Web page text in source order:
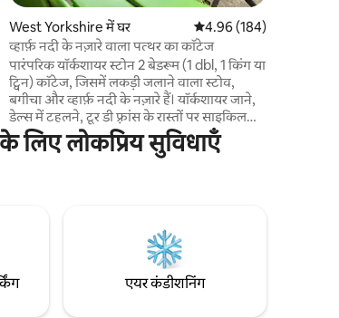
West Yorkshire में घर औसत रेटिंग 5 में से 4.96,
4.96 (184)
व्हार्फ़ नदी के नज़ारे वाला पत्थर का कॉटेज
पारंपरिक यॉर्कशायर स्टोन 2 बेडरूम (1 dbl, 1 किंग या
ट्विन) कॉटेज, जिसमें लकड़ी जलाने वाला स्टोव,
बगीचा और व्हार्फ़ नदी के नज़ारे हैं। यॉर्कशायर जाने,
डेल्स में टहलने, टूर डी फ़्रांस के रास्तों पर साइकिल
चलाने और लीड्स में सांस्कृतिक और रात के जीवन की
खोज करने के लिए बिल्कुल सही ठिकाना। ओटले
कार्यक्रम की मेज़बानी करता है।
लिए लोकप्रिय सुविधाएँ
एयर कंडीशनिंग